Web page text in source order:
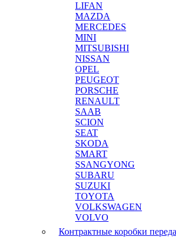
LIFAN
MAZDA
MERCEDES
MINI
MITSUBISHI
NISSAN
OPEL
PEUGEOT
PORSCHE
RENAULT
SAAB
SCION
SEAT
SKODA
SMART
SSANGYONG
SUBARU
SUZUKI
TOYOTA
VOLKSWAGEN
VOLVO
Контрактные коробки